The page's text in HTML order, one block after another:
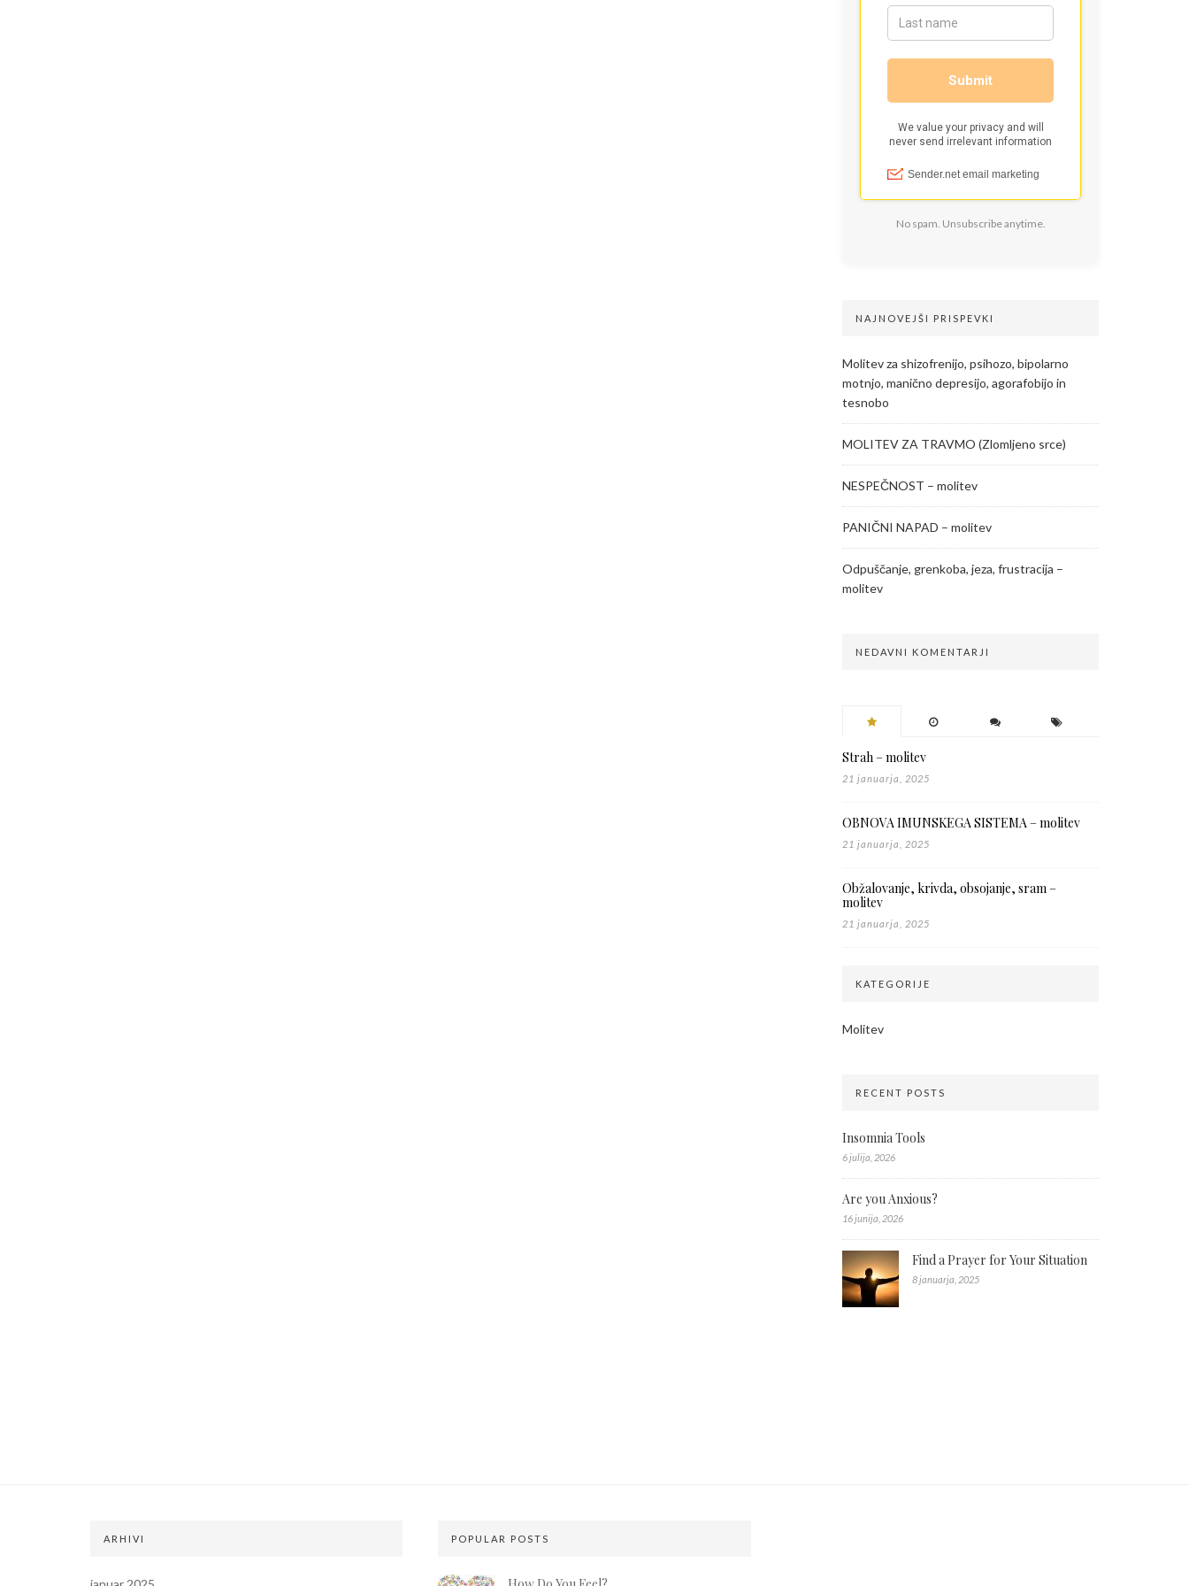
No spam. Unsubscribe anytime.
NAJNOVEJŠI PRISPEVKI
Molitev za shizofrenijo, psihozo, bipolarno
motnjo, manično depresijo, agorafobijo in
tesnobo
MOLITEV ZA TRAVMO (Zlomljeno srce)
NESPEČNOST – molitev
PANIČNI NAPAD – molitev
Odpuščanje, grenkoba, jeza, frustracija –
molitev
NEDAVNI KOMENTARJI
Strah – molitev
21 januarja, 2025
OBNOVA IMUNSKEGA SISTEMA – molitev
21 januarja, 2025
Obžalovanje, krivda, obsojanje, sram –
molitev
21 januarja, 2025
KATEGORIJE
Molitev
RECENT POSTS
Insomnia Tools
6 julija, 2026
Are you Anxious?
16 junija, 2026
Find a Prayer for Your Situation
8 januarja, 2025
ARHIVI POPULAR POSTS